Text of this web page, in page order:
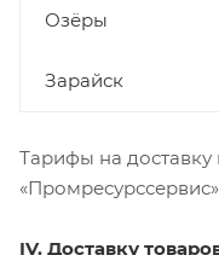
Озёры
Зарайск
Тарифы на
«Промресурссервис»
IV. Доставку